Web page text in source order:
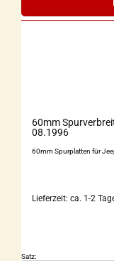
60mm
08.1996
60mm Spurplatten für
Lieferzeit: ca. 1-2
Satz: